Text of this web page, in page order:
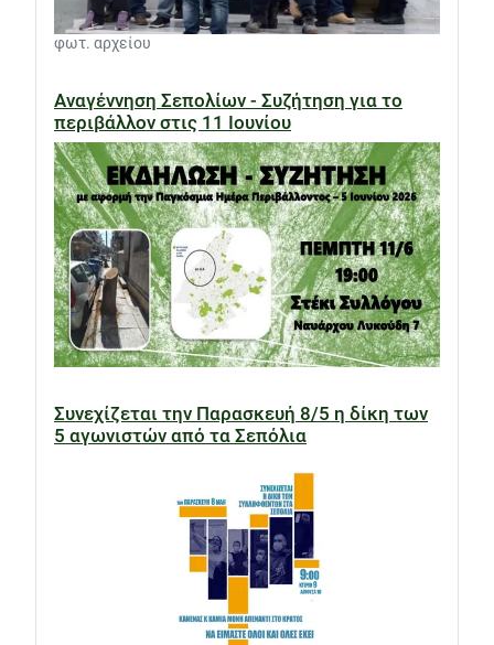
φωτ. αρχείου
Αναγέννηση Σεπολίων - Συζήτηση για το
περιβάλλον στις 11 Ιουνίου
Συνεχίζεται την Παρασκευή 8/5 η δίκη των
5 αγωνιστών από τα Σεπόλια